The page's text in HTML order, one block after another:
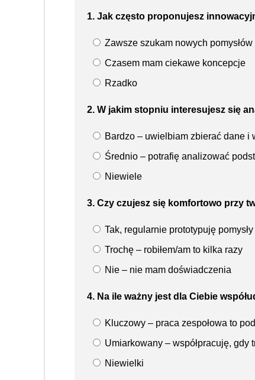
1. Jak często proponujesz
Zawsze szukam nowych pomysłów
Czasem mam ciekawe koncepcje
Rzadko
2. W jakim stopniu interesujesz się
Bardzo – uwielbiam zbierać dane i
Średnio – potrafię analizować
Niewiele
3. Czy czujesz się komfortowo przy
Tak, regularnie prototypuję pomysły
Trochę – robiłem/am to kilka razy
Nie – nie mam doświadczenia
4. Na ile ważny jest dla Ciebie
Kluczowy – praca zespołowa to
Umiarkowany – współpracuję, gdy
Niewielki